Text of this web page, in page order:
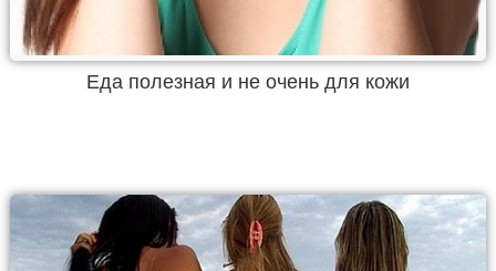
Еда полезная и не очень для кожи